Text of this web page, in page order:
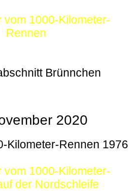
vom 1000-Kilometer-
Rennen
Brünnchen
2020
Kilometer-Rennen 1976
vom 1000-Kilometer-
der Nordschleife